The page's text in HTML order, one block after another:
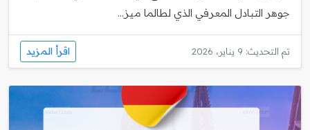
جوهر التبادل المعرفي الذي لطالما ميز...
تم التحديث: 9 يناير، 2026 اقرأ المزيد